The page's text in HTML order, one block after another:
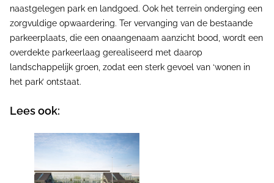
naastgelegen park en landgoed. Ook het terrein onderging een
zorgvuldige opwaardering. Ter vervanging van de bestaande
parkeerplaats, die een onaangenaam aanzicht bood, wordt een
overdekte parkeerlaag gerealiseerd met daarop
landschappelijk groen, zodat een sterk gevoel van ‘wonen in
het park’ ontstaat.
Lees ook: